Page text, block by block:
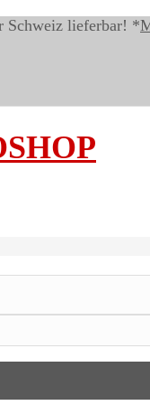
Schweiz lieferbar! *